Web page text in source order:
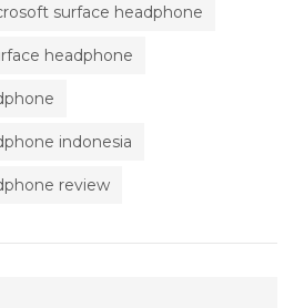
surface headphone
headphone
indonesia
review